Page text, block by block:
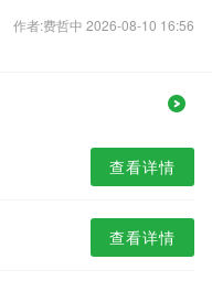
作者:费哲中 2026-08-10 16:56
查看详情
查看详情